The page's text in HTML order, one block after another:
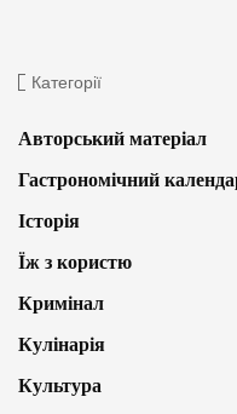
Категорії
Авторський матеріал
Гастрономічний
Історія
Їж з користю
Кримінал
Кулінарія
Культура